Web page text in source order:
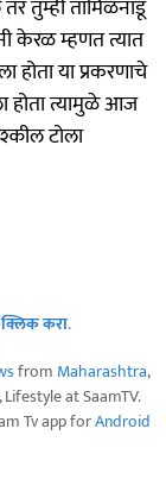
तुम्ही तामिळनाडू
केरळ म्हणत त्यात
होता या प्रकरणाचे
होता त्यामुळे आज
टोला
क्लिक करा.
from Maharashtra,
at SaamTV.
Tv app forAndroid